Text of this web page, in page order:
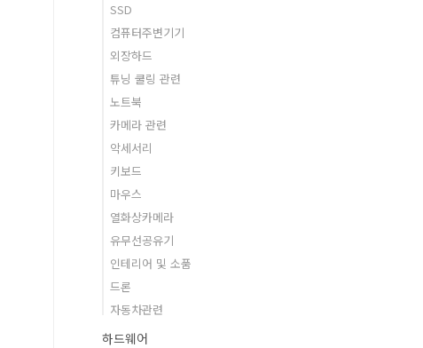
SSD
컴퓨터주변기기
외장하드
튜닝 쿨링 관련
노트북
카메라 관련
악세서리
키보드
마우스
열화상카메라
유무선공유기
인테리어 및 소품
드론
자동차관련
하드웨어